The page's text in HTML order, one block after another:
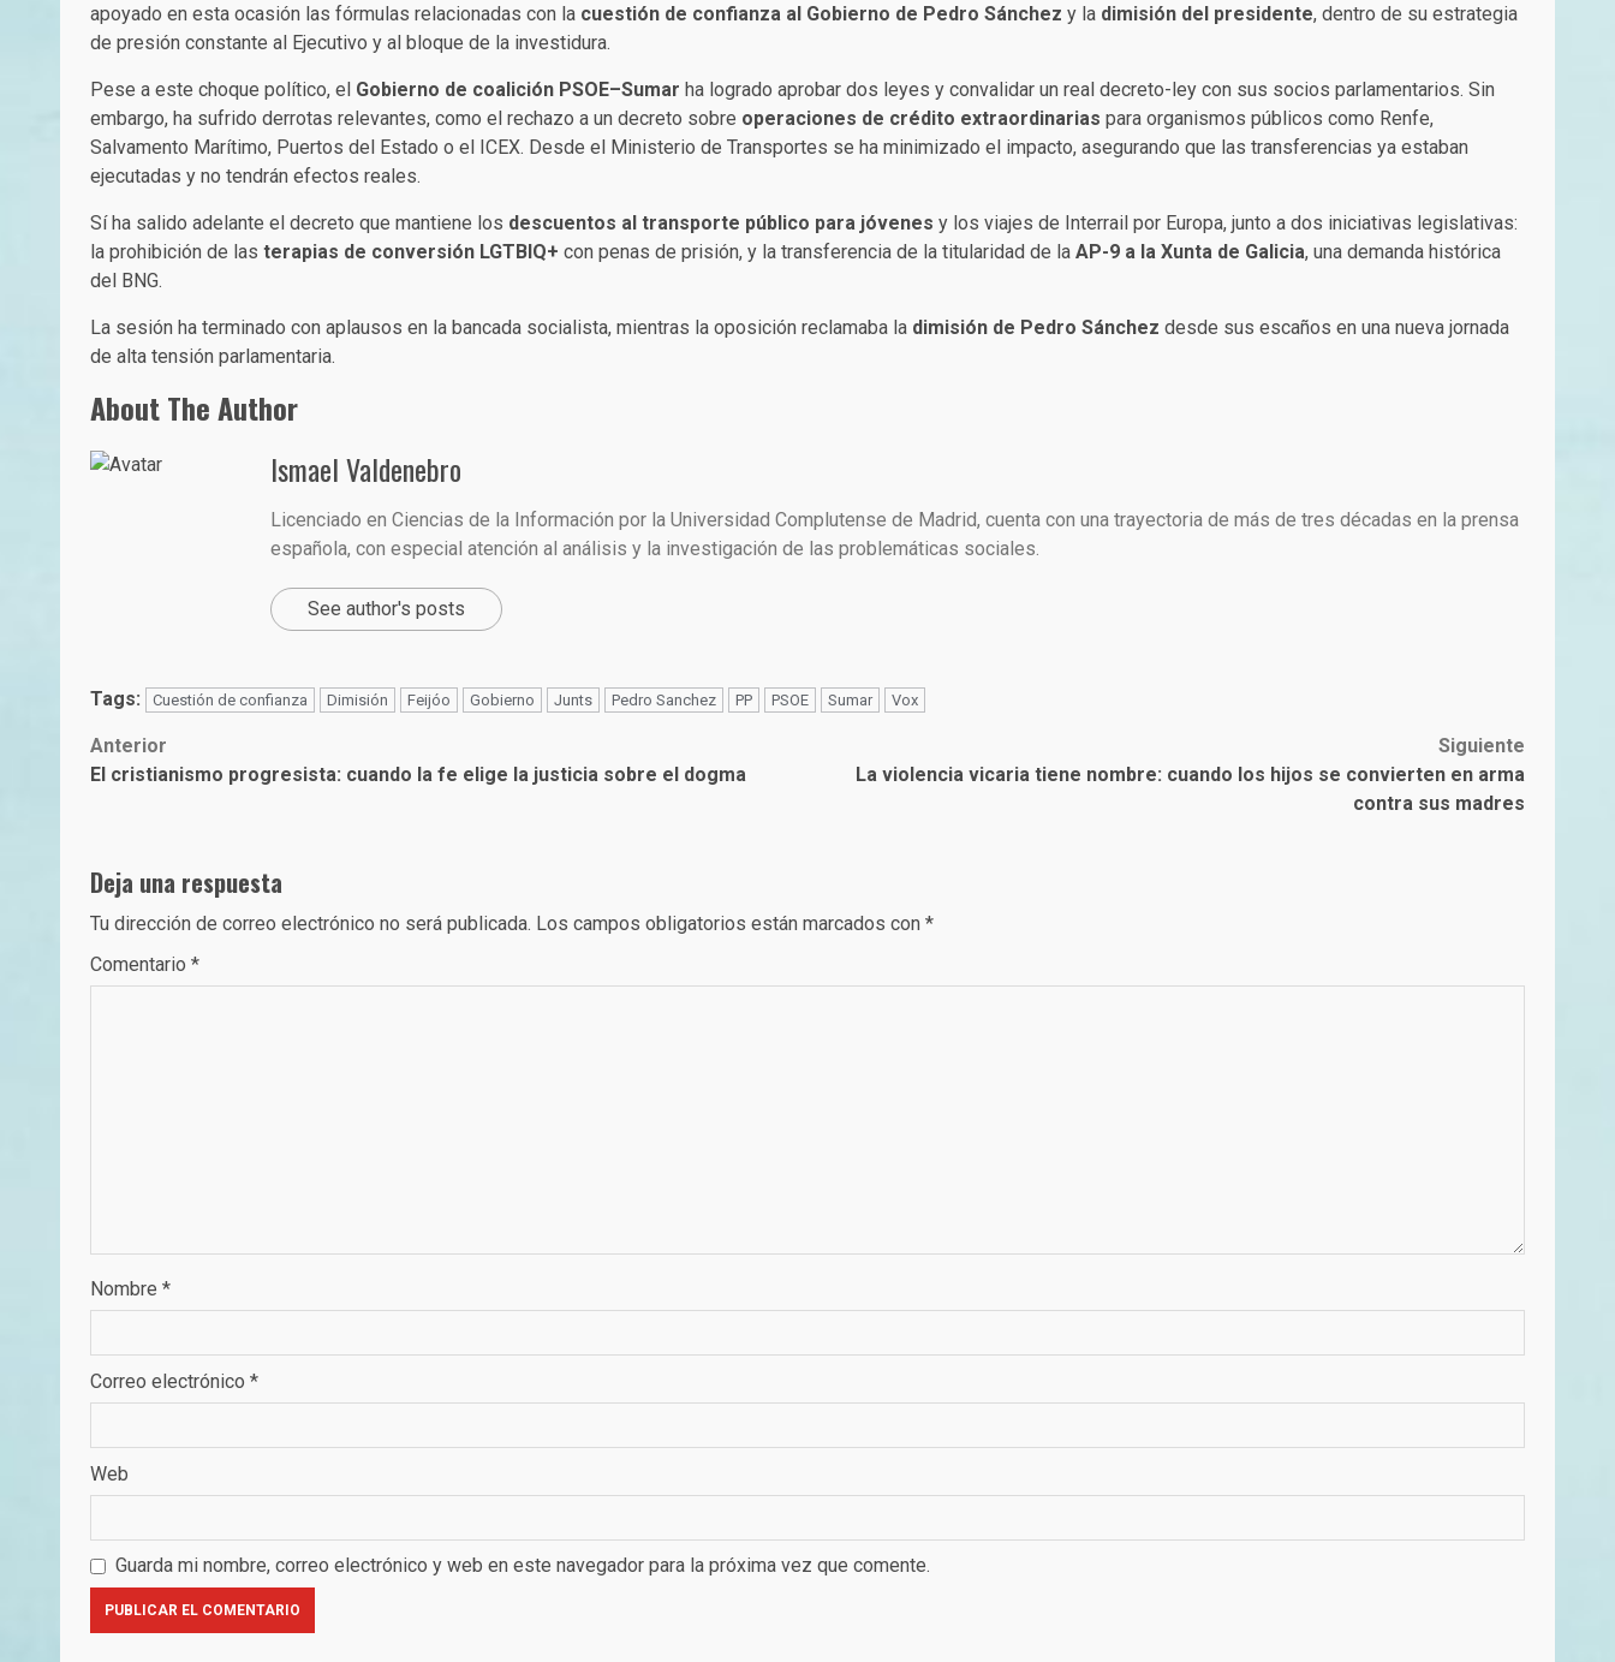
apoyado en esta ocasión las fórmulas relacionadas con la cuestión de confianza al Gobierno de Pedro Sánchez y la dimisión del presidente, dentro de su estrategia
de presión constante al Ejecutivo y al bloque de la investidura.
Pese a este choque político, el Gobierno de coalición PSOE–Sumar ha logrado aprobar dos leyes y convalidar un real decreto-ley con sus socios parlamentarios. Sin
embargo, ha sufrido derrotas relevantes, como el rechazo a un decreto sobre operaciones de crédito extraordinarias para organismos públicos como Renfe,
Salvamento Marítimo, Puertos del Estado o el ICEX. Desde el Ministerio de Transportes se ha minimizado el impacto, asegurando que las transferencias ya estaban
ejecutadas y no tendrán efectos reales.
Sí ha salido adelante el decreto que mantiene los descuentos al transporte público para jóvenes y los viajes de Interrail por Europa, junto a dos iniciativas legislativas:
la prohibición de las terapias de conversión LGTBIQ+ con penas de prisión, y la transferencia de la titularidad de la AP-9 a la Xunta de Galicia, una demanda histórica
del BNG.
La sesión ha terminado con aplausos en la bancada socialista, mientras la oposición reclamaba la dimisión de Pedro Sánchez desde sus escaños en una nueva jornada
de alta tensión parlamentaria.
About The Author
Ismael Valdenebro
Licenciado en Ciencias de la Información por la Universidad Complutense de Madrid, cuenta con una trayectoria de más de tres décadas en la prensa
española, con especial atención al análisis y la investigación de las problemáticas sociales.
See author's posts
Tags: Cuestión de confianza Dimisión Feijóo Gobierno Junts Pedro Sanchez PP PSOE Sumar Vox
Post
navigation
Anterior
El cristianismo progresista: cuando la fe elige la justicia sobre el dogma
Siguiente
La violencia vicaria tiene nombre: cuando los hijos se convierten en arma
contra sus madres
Deja una respuesta
Tu dirección de correo electrónico no será publicada. Los campos obligatorios están marcados con *
Comentario *
Nombre *
Correo electrónico *
Web
Guarda mi nombre, correo electrónico y web en este navegador para la próxima vez que comente.